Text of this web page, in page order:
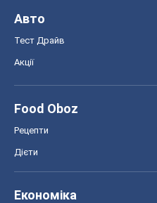
Авто
Тест Драйв
Акції
Food Oboz
Рецепти
Дієти
Економіка